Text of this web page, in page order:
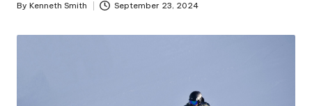
Posted
By Kenneth Smith September 23, 2024